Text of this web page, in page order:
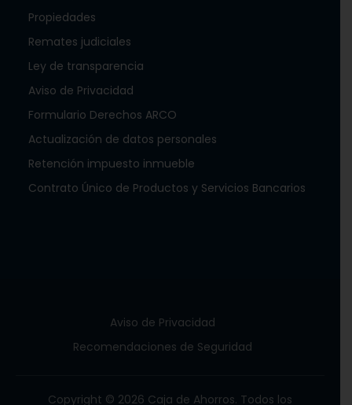
Propiedades
Remates judiciales
Ley de transparencia
Aviso de Privacidad
Formulario Derechos ARCO
Actualización de datos personales
Retención impuesto inmueble
Contrato Único de Productos y Servicios Bancarios
Aviso de Privacidad
Recomendaciones de Seguridad
Copyright © 2026 Caja de Ahorros. Todos los